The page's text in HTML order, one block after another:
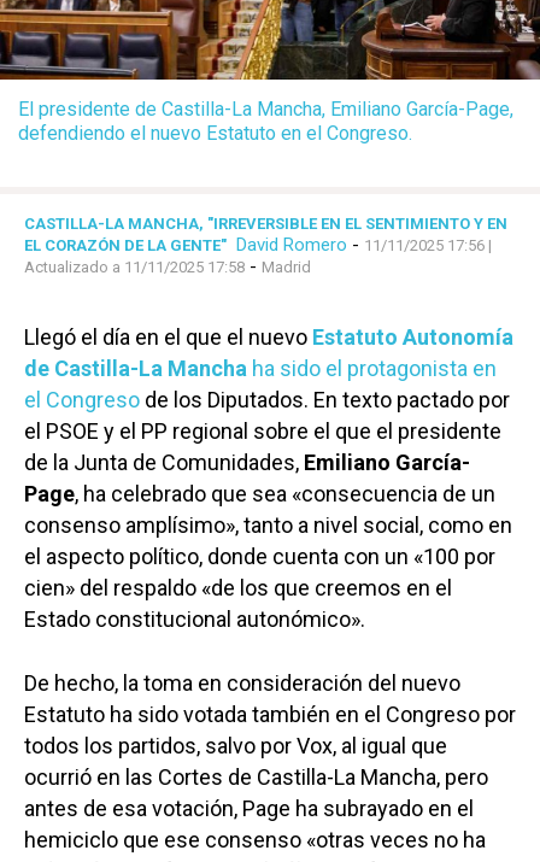
El presidente de Castilla-La Mancha, Emiliano García-Page,
defendiendo el nuevo Estatuto en el Congreso.
CASTILLA-LA MANCHA, "IRREVERSIBLE EN EL SENTIMIENTO Y EN
EL CORAZÓN DE LA GENTE" David Romero - 11/11/2025 17:56 |
Actualizado a 11/11/2025 17:58 - Madrid
Llegó el día en el que el nuevo Estatuto Autonomía
de Castilla-La Mancha ha sido el protagonista en
el Congreso de los Diputados. En texto pactado por
el PSOE y el PP regional sobre el que el presidente
de la Junta de Comunidades, Emiliano García-
Page, ha celebrado que sea «consecuencia de un
consenso amplísimo», tanto a nivel social, como en
el aspecto político, donde cuenta con un «100 por
cien» del respaldo «de los que creemos en el
Estado constitucional autonómico».
De hecho, la toma en consideración del nuevo
Estatuto ha sido votada también en el Congreso por
todos los partidos, salvo por Vox, al igual que
ocurrió en las Cortes de Castilla-La Mancha, pero
antes de esa votación, Page ha subrayado en el
hemiciclo que ese consenso «otras veces no ha